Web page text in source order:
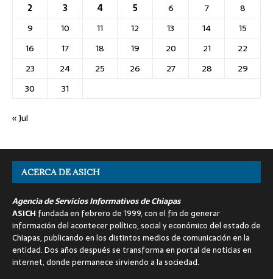
2
3 4 5 6 7
8
9
10 11 12 13 14
15
16
17 18 19 20 21
22
23
24 25 26 27 28
29
30
31
« Jul
ACERCA DE ASICH
Agencia de Servicios Informativos de Chiapas
ASICH fundada en febrero de 1999, con el fin de generar
información del acontecer político, social y económico del estado de
Chiapas, publicando en los distintos medios de comunicación en la
entidad. Dos años después se transforma en portal de noticias en
internet, donde permanece sirviendo a la sociedad.